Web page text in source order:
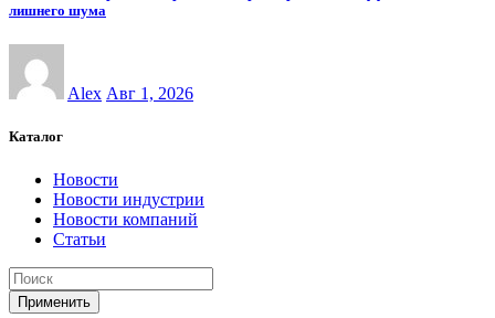
лишнего шума
Alex Авг 1, 2026
Каталог
Новости
Новости индустрии
Новости компаний
Статьи
Применить